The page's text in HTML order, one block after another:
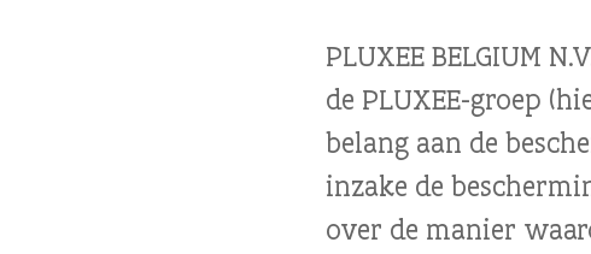
PLUXEE BELGIUM
de PLUXEE-groep
belang aan de
inzake de
over de manier